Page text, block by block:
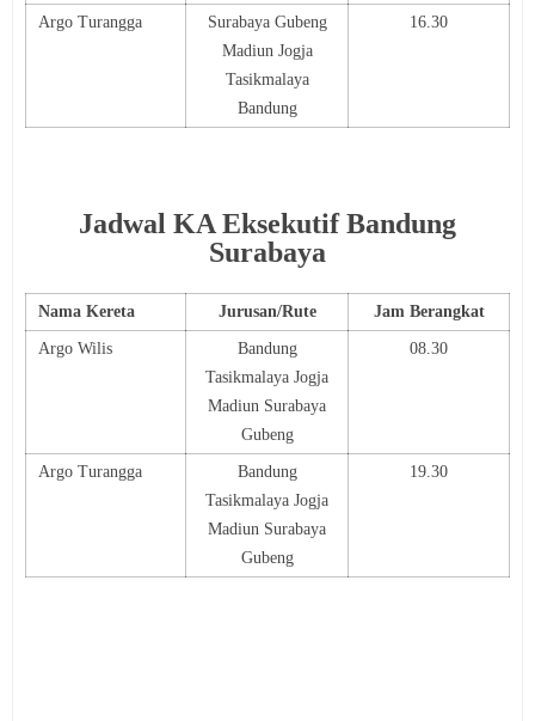
Argo Turangga
Surabaya Gubeng
Madiun Jogja
Tasikmalaya
Bandung
16.30
Jadwal KA Eksekutif Bandung
Surabaya
Nama Kereta Jurusan/Rute Jam Berangkat
Argo Wilis
Bandung
Tasikmalaya Jogja
Madiun Surabaya
Gubeng
08.30
Argo Turangga
Bandung
Tasikmalaya Jogja
Madiun Surabaya
Gubeng
19.30